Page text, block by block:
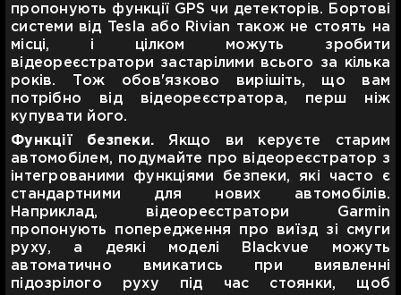
пропонують функції GPS чи детекторів. Бортові
системи від Tesla або Rivian також не стоять на
місці, і цілком можуть зробити
відеореєстратори застарілими всього за кілька
років. Тож обов'язково вирішіть, що вам
потрібно від відеореєстратора, перш ніж
купувати його.
Функції безпеки. Якщо ви керуєте старим
автомобілем, подумайте про відеореєстратор з
інтегрованими функціями безпеки, які часто є
стандартними для нових автомобілів.
Наприклад, відеореєстратори Garmin
пропонують попередження про виїзд зі смуги
руху, а деякі моделі Blackvue можуть
автоматично вмикатись при виявленні
підозрілого руху під час стоянки, щоб